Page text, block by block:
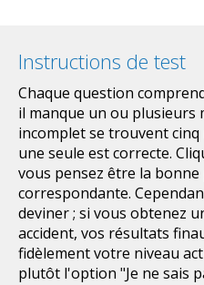
Instructions de test
Chaque question
il manque un ou plusieurs
incomplet se trouvent
une seule est correcte.
vous pensez être la
correspondante.
deviner ; si vous obtenez
accident, vos résultats
fidèlement votre niveau
plutôt l'option "Je ne sais